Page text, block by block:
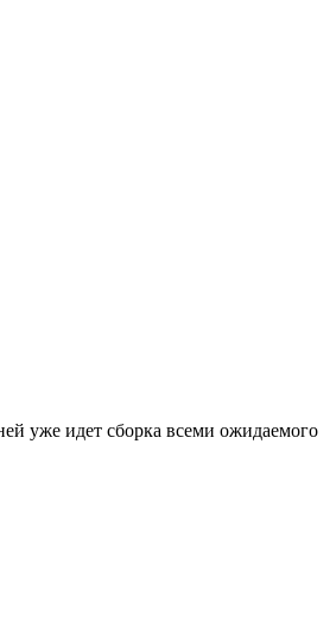
уже идет сборка всеми ожидаемого